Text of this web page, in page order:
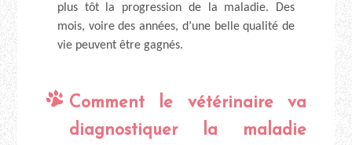
plus tôt la progression de la maladie. Des
mois, voire des années, d’une belle qualité de
vie peuvent être gagnés.
Comment le vétérinaire va
diagnostiquer la maladie